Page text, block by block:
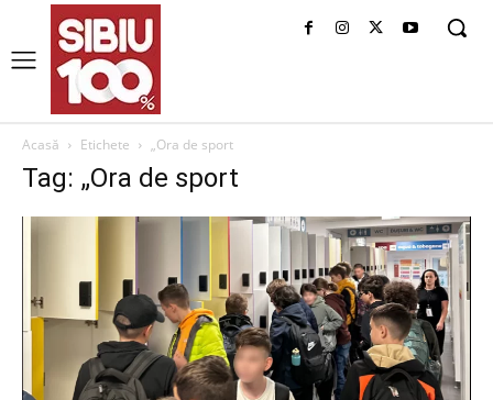
Acasă Etichete „Ora de sport
Tag: „Ora de sport